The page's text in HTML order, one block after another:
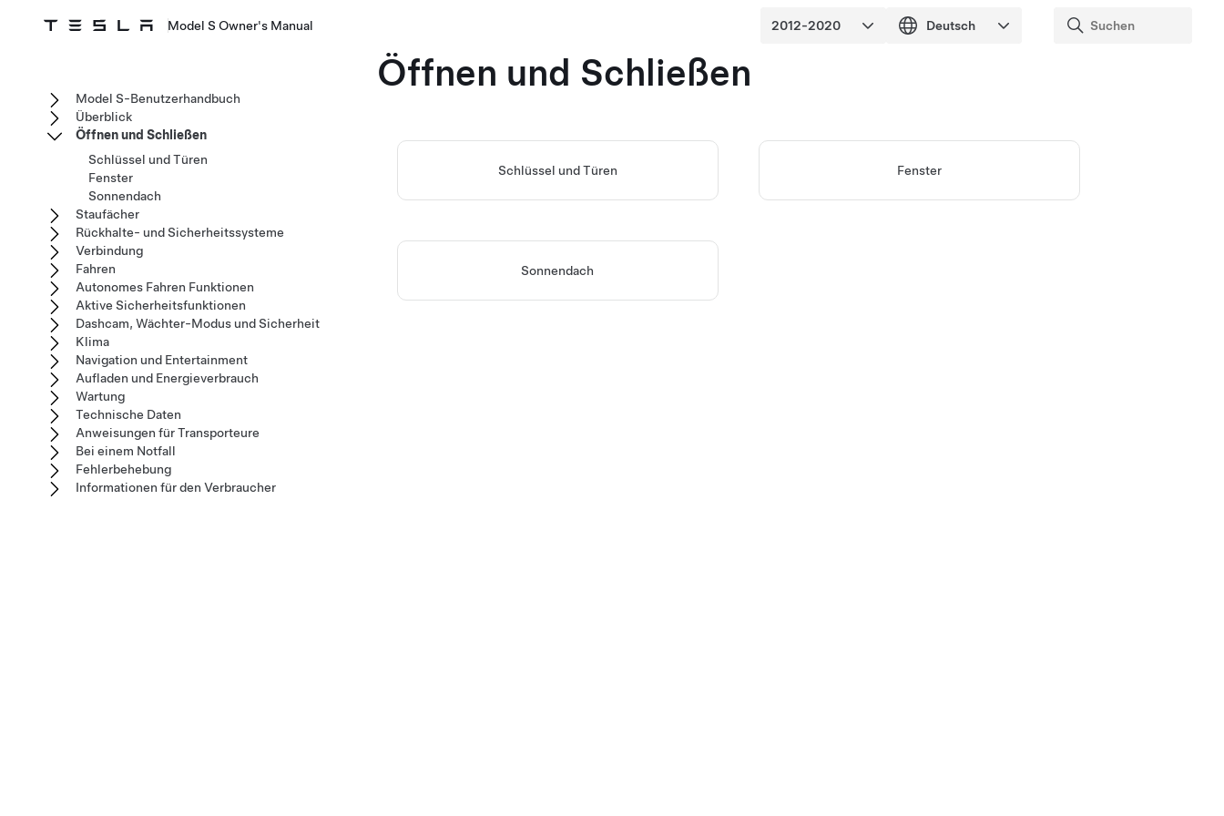
Model S Owner's Manual
Öffnen und Schließen
Schlüssel und Türen Fenster
Sonnendach
Model S-Benutzerhandbuch
Überblick
Öffnen und Schließen
Schlüssel und Türen
Fenster
Sonnendach
Staufächer
Rückhalte- und Sicherheitssysteme
Verbindung
Fahren
Autonomes Fahren Funktionen
Aktive Sicherheitsfunktionen
Dashcam, Wächter-Modus und Sicherheit
Klima
Navigation und Entertainment
Aufladen und Energieverbrauch
Wartung
Technische Daten
Anweisungen für Transporteure
Bei einem Notfall
Fehlerbehebung
Informationen für den Verbraucher